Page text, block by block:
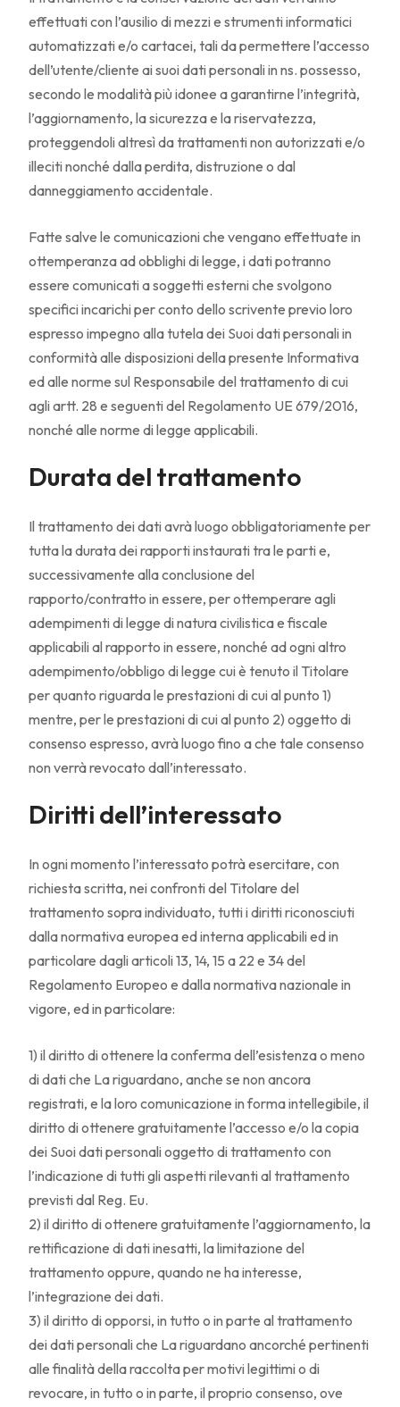
effettuati con l’ausilio di mezzi e strumenti informatici
automatizzati e/o cartacei, tali da permettere l’accesso
dell’utente/cliente ai suoi dati personali in ns. possesso,
secondo le modalità più idonee a garantirne l’integrità,
l’aggiornamento, la sicurezza e la riservatezza,
proteggendoli altresì da trattamenti non autorizzati e/o
illeciti nonché dalla perdita, distruzione o dal
danneggiamento accidentale.
Fatte salve le comunicazioni che vengano effettuate in
ottemperanza ad obblighi di legge, i dati potranno
essere comunicati a soggetti esterni che svolgono
specifici incarichi per conto dello scrivente previo loro
espresso impegno alla tutela dei Suoi dati personali in
conformità alle disposizioni della presente Informativa
ed alle norme sul Responsabile del trattamento di cui
agli artt. 28 e seguenti del Regolamento UE 679/2016,
nonché alle norme di legge applicabili.
Durata del trattamento
Il trattamento dei dati avrà luogo obbligatoriamente per
tutta la durata dei rapporti instaurati tra le parti e,
successivamente alla conclusione del
rapporto/contratto in essere, per ottemperare agli
adempimenti di legge di natura civilistica e fiscale
applicabili al rapporto in essere, nonché ad ogni altro
adempimento/obbligo di legge cui è tenuto il Titolare
per quanto riguarda le prestazioni di cui al punto 1)
mentre, per le prestazioni di cui al punto 2) oggetto di
consenso espresso, avrà luogo fino a che tale consenso
non verrà revocato dall’interessato.
Diritti dell’interessato
In ogni momento l’interessato potrà esercitare, con
richiesta scritta, nei confronti del Titolare del
trattamento sopra individuato, tutti i diritti riconosciuti
dalla normativa europea ed interna applicabili ed in
particolare dagli articoli 13, 14, 15 a 22 e 34 del
Regolamento Europeo e dalla normativa nazionale in
vigore, ed in particolare:
1) il diritto di ottenere la conferma dell’esistenza o meno
di dati che La riguardano, anche se non ancora
registrati, e la loro comunicazione in forma intellegibile, il
diritto di ottenere gratuitamente l’accesso e/o la copia
dei Suoi dati personali oggetto di trattamento con
l’indicazione di tutti gli aspetti rilevanti al trattamento
previsti dal Reg. Eu.
2) il diritto di ottenere gratuitamente l’aggiornamento, la
rettificazione di dati inesatti, la limitazione del
trattamento oppure, quando ne ha interesse,
l’integrazione dei dati.
3) il diritto di opporsi, in tutto o in parte al trattamento
dei dati personali che La riguardano ancorché pertinenti
alle finalità della raccolta per motivi legittimi o di
revocare, in tutto o in parte, il proprio consenso, ove